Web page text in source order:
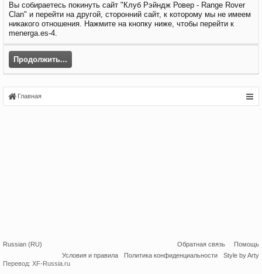
Вы собираетесь покинуть сайт "Клуб Рэйндж Ровер - Range Rover
Clan" и перейти на другой, сторонний сайт, к которому мы не имеем
никакого отношения. Нажмите на кнопку ниже, чтобы перейти к
menerga.es-4.
Продолжить...
Главная
Russian (RU) Обратная связь
Помощь
Условия и правила
Политика конфиденциальности
Style by Arty
Перевод: XF-Russia.ru